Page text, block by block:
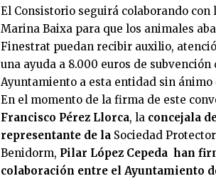
El Consistorio seguirá colaborando
Marina Baixa para que los animales
Finestrat puedan recibir auxilio,
una ayuda a 8.000 euros de
Ayuntamiento a esta entidad sin ánimo
En el momento de la firma de este
Francisco Pérez Llorca, la concejala
representante de la Sociedad
Benidorm, Pilar López Cepeda han
colaboración entre el Ayuntamiento